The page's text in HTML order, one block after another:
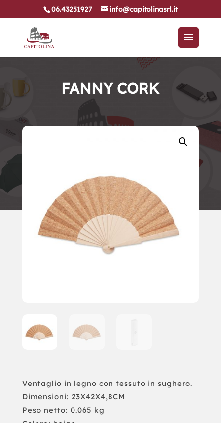
06.43251927 info@capitolinasrl.it
FANNY CORK
Ventaglio in legno con tessuto in sughero.
Dimensioni: 23X42X4,8CM
Peso netto: 0.065 kg